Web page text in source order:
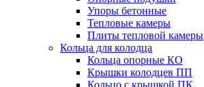
Упоры бетонные
Тепловые камеры
Плиты тепловой камеры
Кольца для колодца
Кольца опорные КО
Крышки колодцев ПП
Кольцо с крышкой ПК